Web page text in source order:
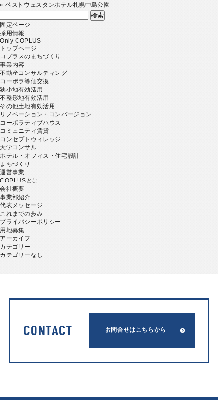
«ベストウェスタンホテル札幌中島公園
索:
固定ページ
採用情報
Only COPLUS
トップページ
コプラスのまちづくり
事業内容
不動産コンサルティング
コーポラ等価交換
狭小地有効活用
不整形地有効活用
その他土地有効活用
リノベーション・コンバージョン
コーポラティブハウス
コミュニティ賃貸
コンセプトヴィレッジ
大学コンサル
ホテル・オフィス・住宅設計
まちづくり
運営事業
COPLUSとは
会社概要
事業部紹介
代表メッセージ
これまでの歩み
プライバシーポリシー
用地募集
アーカイブ
カテゴリー
カテゴリーなし
CONTACT お問合せはこちらから